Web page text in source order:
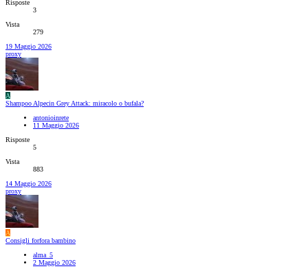
Risposte
3
Vista
279
19 Maggio 2026
proxy
A
Shampoo Alpecin Grey Attack: miracolo o bufala?
antonioinrete
11 Maggio 2026
Risposte
5
Vista
883
14 Maggio 2026
proxy
A
Consigli forfora bambino
alma_5
2 Maggio 2026